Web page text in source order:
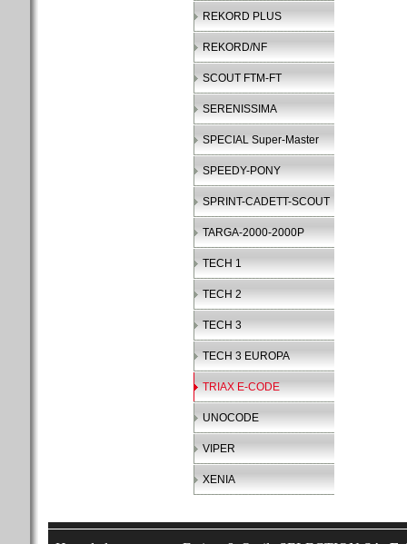
REKORD PLUS
REKORD/NF
SCOUT FTM-FT
SERENISSIMA
SPECIAL Super-Master
SPEEDY-PONY
SPRINT-CADETT-SCOUT
TARGA-2000-2000P
TECH 1
TECH 2
TECH 3
TECH 3 EUROPA
TRIAX E-CODE
UNOCODE
VIPER
XENIA